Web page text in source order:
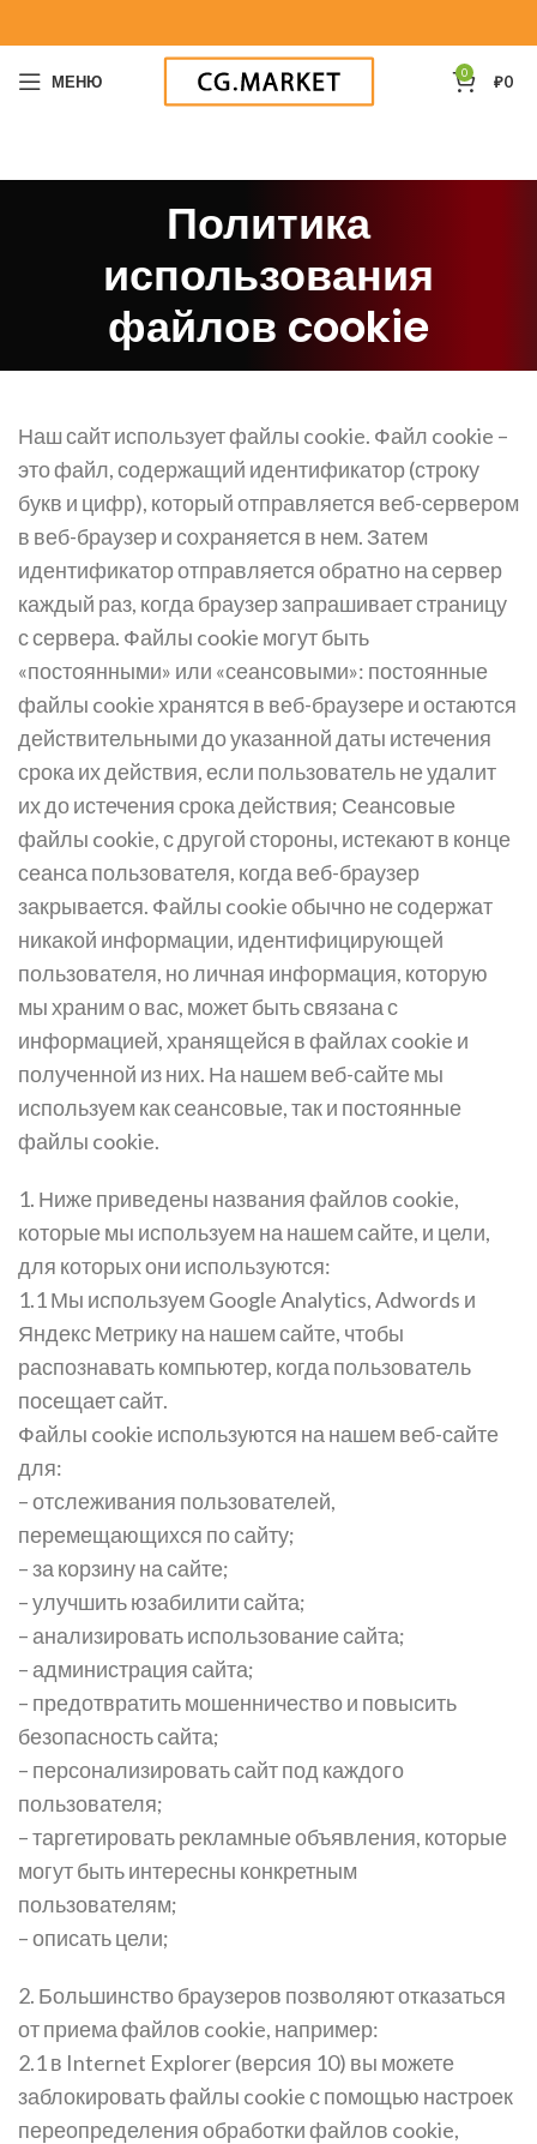
МЕНЮ 0 ₽0
Политика
использования
файлов cookie
Наш сайт использует файлы cookie. Файл cookie –
это файл, содержащий идентификатор (строку
букв и цифр), который отправляется веб-сервером
в веб-браузер и сохраняется в нем. Затем
идентификатор отправляется обратно на сервер
каждый раз, когда браузер запрашивает страницу
с сервера. Файлы cookie могут быть
«постоянными» или «сеансовыми»: постоянные
файлы cookie хранятся в веб-браузере и остаются
действительными до указанной даты истечения
срока их действия, если пользователь не удалит
их до истечения срока действия; Сеансовые
файлы cookie, с другой стороны, истекают в конце
сеанса пользователя, когда веб-браузер
закрывается. Файлы cookie обычно не содержат
никакой информации, идентифицирующей
пользователя, но личная информация, которую
мы храним о вас, может быть связана с
информацией, хранящейся в файлах cookie и
полученной из них. На нашем веб-сайте мы
используем как сеансовые, так и постоянные
файлы cookie.
1. Ниже приведены названия файлов cookie,
которые мы используем на нашем сайте, и цели,
для которых они используются:
1.1 Мы используем Google Analytics, Adwords и
Яндекс Метрику на нашем сайте, чтобы
распознавать компьютер, когда пользователь
посещает сайт.
Файлы cookie используются на нашем веб-сайте
для:
– отслеживания пользователей,
перемещающихся по сайту;
– за корзину на сайте;
– улучшить юзабилити сайта;
– анализировать использование сайта;
– администрация сайта;
– предотвратить мошенничество и повысить
безопасность сайта;
– персонализировать сайт под каждого
пользователя;
– таргетировать рекламные объявления, которые
могут быть интересны конкретным
пользователям;
– описать цели;
2. Большинство браузеров позволяют отказаться
от приема файлов cookie, например:
2.1 в Internet Explorer (версия 10) вы можете
заблокировать файлы cookie с помощью настроек
переопределения обработки файлов cookie,